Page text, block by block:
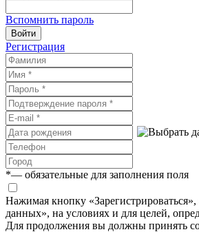
Вспомнить пароль
Войти
Регистрация
*— обязательные для заполнения поля
Нажимая кнопку
данных», на условиях и для целей,
Для продолжения вы должны принять